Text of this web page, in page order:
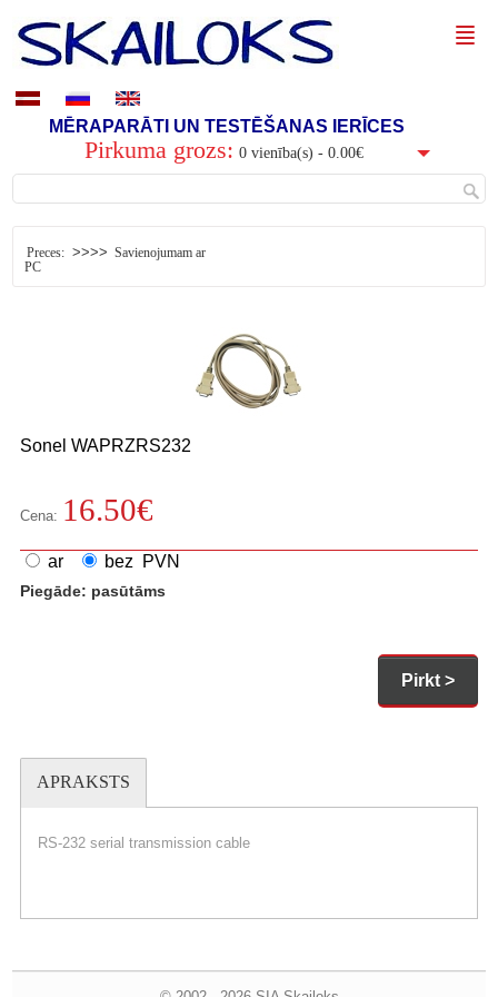
MĒRAPARĀTI UN TESTĒŠANAS IERĪCES
Pirkuma grozs: 0 vienība(s) - 0.00€
Preces: >>>> Savienojumam ar
PC
Sonel WAPRZRS232
Cena: 16.50€
ar bez PVN
Piegāde: pasūtāms
Pirkt >
APRAKSTS
RS-232 serial transmission cable